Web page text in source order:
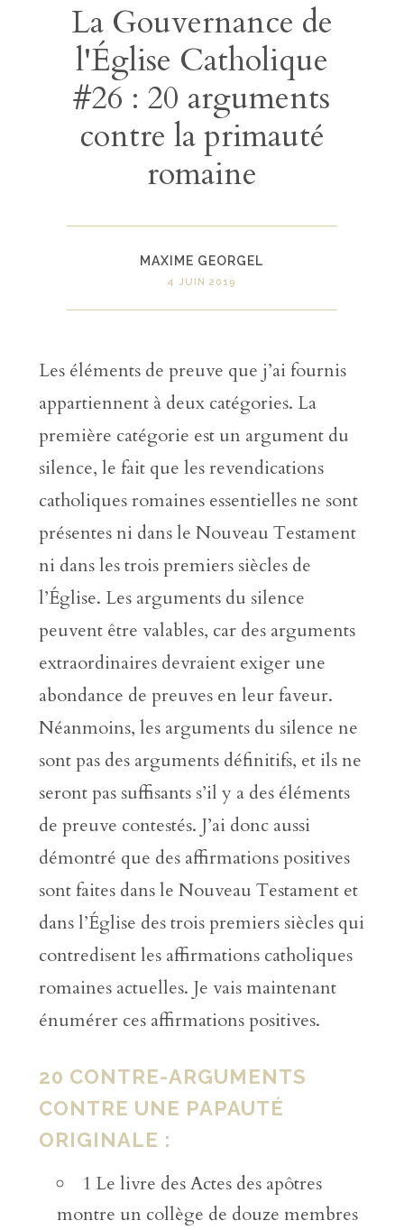
La Gouvernance de
l'Église Catholique
#26 : 20 arguments
contre la primauté
romaine
MAXIME GEORGEL
4 JUIN 2019
Les éléments de preuve que j’ai fournis
appartiennent à deux catégories. La
première catégorie est un argument du
silence, le fait que les revendications
catholiques romaines essentielles ne sont
présentes ni dans le Nouveau Testament
ni dans les trois premiers siècles de
l’Église. Les arguments du silence
peuvent être valables, car des arguments
extraordinaires devraient exiger une
abondance de preuves en leur faveur.
Néanmoins, les arguments du silence ne
sont pas des arguments définitifs, et ils ne
seront pas suffisants s’il y a des éléments
de preuve contestés. J’ai donc aussi
démontré que des affirmations positives
sont faites dans le Nouveau Testament et
dans l’Église des trois premiers siècles qui
contredisent les affirmations catholiques
romaines actuelles. Je vais maintenant
énumérer ces affirmations positives.
20 CONTRE-ARGUMENTS
CONTRE UNE PAPAUTÉ
ORIGINALE :
1 Le livre des Actes des apôtres
montre un collège de douze membres